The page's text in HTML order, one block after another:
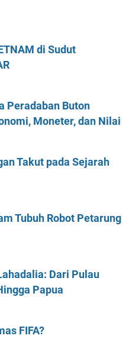
di Sudut
Peradaban Buton
Moneter, dan Nilai
Takut pada Sejarah
Tubuh Robot Petarung
Dari Pulau
Papua
FIFA?